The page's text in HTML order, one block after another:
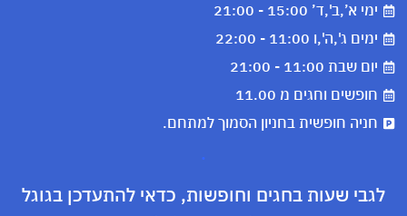
ימי א’,ב',ד’ 15:00 - 21:00
ימים ג',ה',ו 11:00 - 22:00
יום שבת 11:00 - 21:00
חופשים וחגים מ 11.00
חניה חופשית בחניון הסמוך למתחם.
.
לגבי שעות בחגים וחופשות, כדאי להתעדכן בגוגל